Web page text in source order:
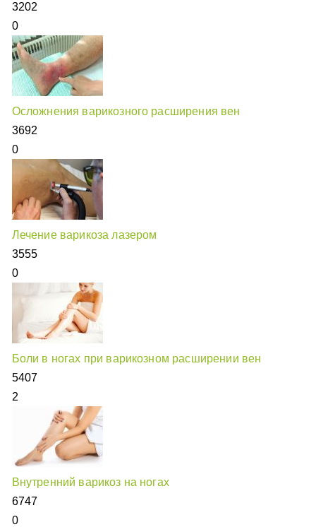
3202
0
Осложнения варикозного расширения вен
3692
0
Лечение варикоза лазером
3555
0
Боли в ногах при варикозном расширении вен
5407
2
Внутренний варикоз на ногах
6747
0